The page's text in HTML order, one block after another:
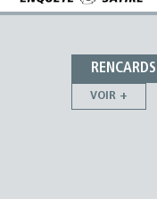
RENCARDS
VOIR +